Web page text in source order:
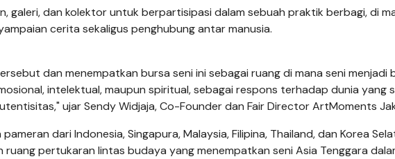
galeri, dan kolektor untuk berpartisipasi dalam sebuah praktik berbagi, di
cerita sekaligus penghubung antar manusia.
dan menempatkan bursa seni ini sebagai ruang di mana seni menjadi
intelektual, maupun spiritual, sebagai respons terhadap dunia yang
ujar Sendy Widjaja, Co-Founder dan Fair Director ArtMoments
dari Indonesia, Singapura, Malaysia, Filipina, Thailand, dan Korea
pertukaran lintas budaya yang menempatkan seni Asia Tenggara